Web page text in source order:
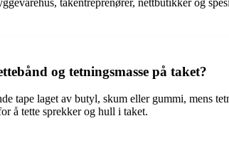
og tetningsmasse på taket?
tape laget av butyl, skum eller gummi, mens
å tette sprekker og hull i taket.